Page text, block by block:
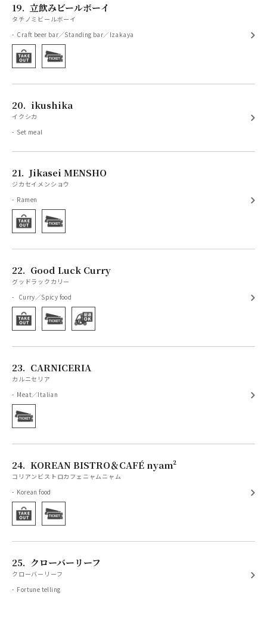
19. 立飲みビールボーイ
タチノミビールボーイ
Craft beer bar／Standing bar／Izakaya
20. ikushika
イクシカ
Set meal
21. Jikasei MENSHO
ジカセイメンショウ
Ramen
22. Good Luck Curry
グッドラックカリー
Curry／Spicy food
23. CARNICERIA
カルニセリア
Meat／Italian
24. KOREAN BISTRO＆CAFÉ nyam²
コリアンビストロカフェニャムニャム
Korean food
25. クローバーリーフ
クローバーリーフ
Fortune telling